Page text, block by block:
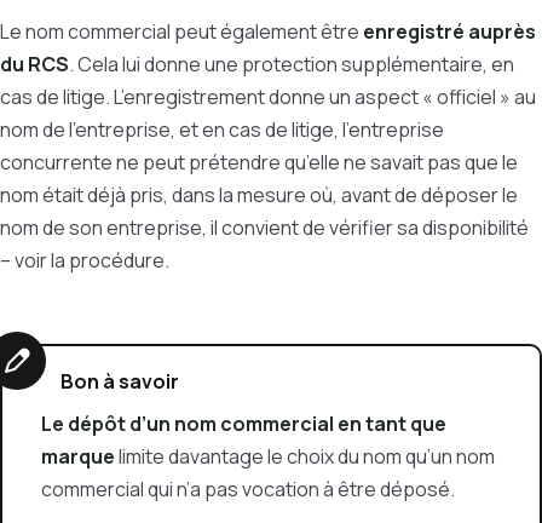
Le nom commercial peut également être enregistré auprès
du RCS. Cela lui donne une protection supplémentaire, en
cas de litige. L’enregistrement donne un aspect « officiel » au
nom de l’entreprise, et en cas de litige, l’entreprise
concurrente ne peut prétendre qu’elle ne savait pas que le
nom était déjà pris, dans la mesure où, avant de déposer le
nom de son entreprise, il convient de vérifier sa disponibilité
– voir la procédure.
Bon à savoir
Le dépôt d’un nom commercial en tant que
marquelimite davantage le choix du nom qu’un nom
commercial qui n’a pas vocation à être déposé.